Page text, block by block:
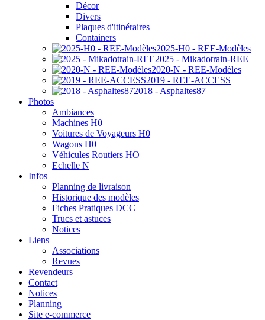
Décor
Divers
Plaques d'itinéraires
Containers
2025-H0 - REE-Modèles
2025 - Mikadotrain-REE
2020-N - REE-Modèles
2019 - REE-ACCESS
2018 - Asphaltes87
Photos
Ambiances
Machines H0
Voitures de Voyageurs H0
Wagons H0
Véhicules Routiers HO
Echelle N
Infos
Planning de livraison
Historique des modèles
Fiches Pratiques DCC
Trucs et astuces
Notices
Liens
Associations
Revues
Revendeurs
Contact
Notices
Planning
Site e-commerce